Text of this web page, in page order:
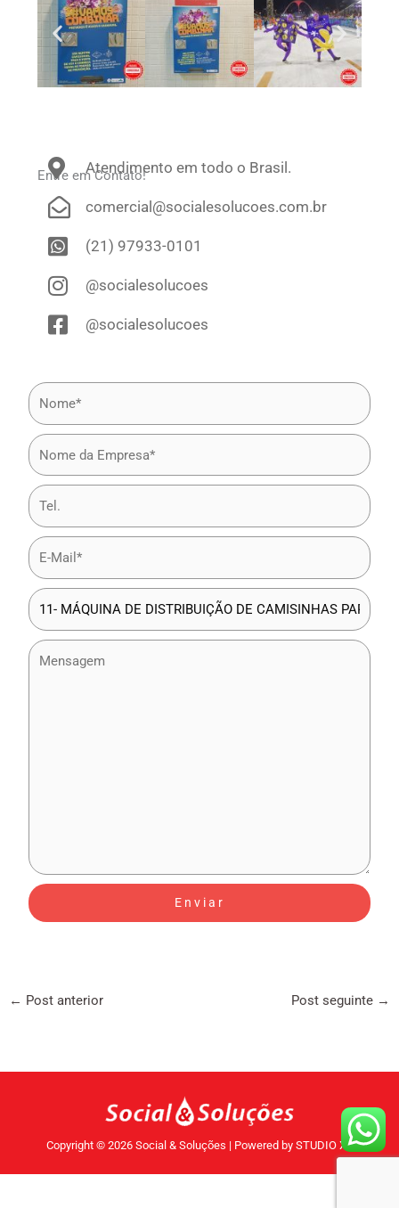
Entre em Contato!
Atendimento em todo o Brasil.
comercial@socialesolucoes.com.br
(21) 97933-0101
@socialesolucoes
@socialesolucoes
← Post anterior Post seguinte →
Copyright © 2026 Social & Soluções | Powered by STUDIO X2